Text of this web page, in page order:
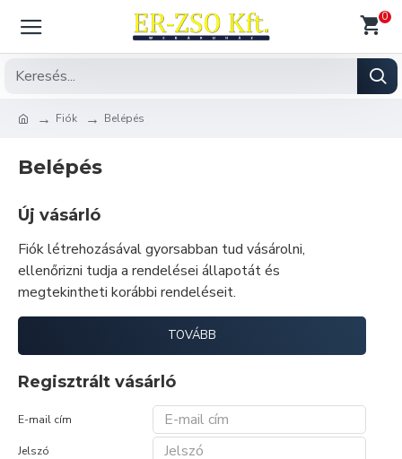
0
Fiók Belépés
Belépés
Új vásárló
Fiók létrehozásával gyorsabban tud vásárolni,
ellenőrizni tudja a rendelései állapotát és
megtekintheti korábbi rendeléseit.
TOVÁBB
Regisztrált vásárló
E-mail cím
Jelszó